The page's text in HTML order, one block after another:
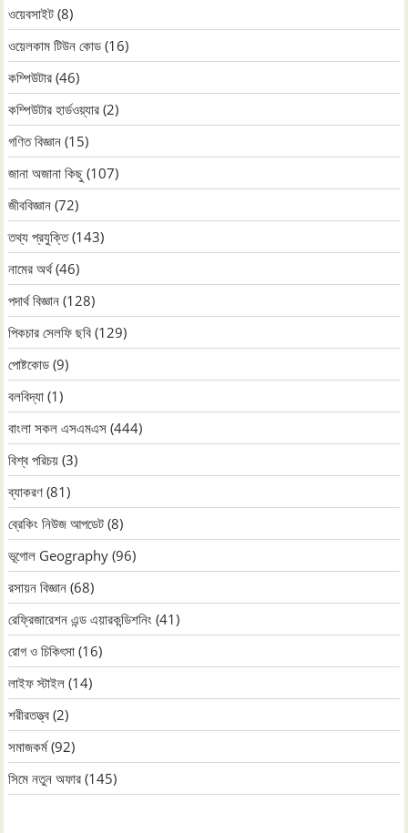
ওয়েবসাইট (8)
ওয়েলকাম টিউন কোড (16)
কম্পিউটার (46)
কম্পিউটার হার্ডওয়্যার (2)
গণিত বিজ্ঞান (15)
জানা অজানা কিছু (107)
জীববিজ্ঞান (72)
তথ্য প্রযুক্তি(143)
নামের অর্থ(46)
পদার্থ বিজ্ঞান (128)
পিকচার সেলফি ছবি (129)
পোষ্টকোড (9)
বলবিদ্যা (1)
বাংলা সকল এসএমএস (444)
বিশ্ব পরিচয় (3)
ব্যাকরণ (81)
ব্রেকিং নিউজ আপডেট (8)
ভূগোল Geography (96)
রসায়ন বিজ্ঞান (68)
রেফ্রিজারেশন এন্ড এয়ারকন্ডিশনিং (41)
রোগ ও চিকিৎসা (16)
লাইফ স্টাইল (14)
শরীরতত্ত্ব (2)
সমাজকর্ম(92)
সিমে নতুন ‍অফার (145)